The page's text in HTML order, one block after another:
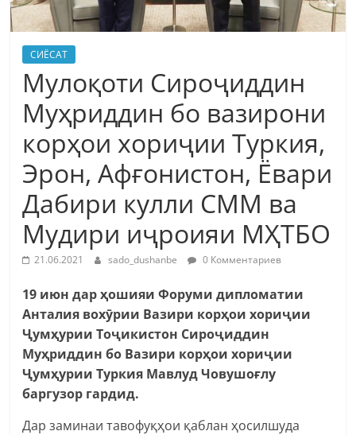
СИЁСАТ
Мулоқоти Сироҷиддин
Муҳриддин бо вазирони
корҳои хориҷии Туркия,
Эрон, Афғонистон, Ёвари
Дабири кулли СММ ва
Мудири иҷроияи МҲТБО
21.06.2021 sado_dushanbe 0 Комментариев
19 июн дар ҳошияи Форуми дипломатии
Анталия вохӯрии Вазири корҳои хориҷии
Ҷумҳурии Тоҷикистон Сироҷиддин
Муҳриддин бо Вазири корҳои хориҷии
Ҷумҳурии Туркия Мавлуд Човушоғлу
баргузор гардид.
Дар заминаи тавофуқҳои қаблан ҳосилшуда